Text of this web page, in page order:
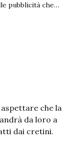
pubblicità che…
che la
da loro a
dai cretini.